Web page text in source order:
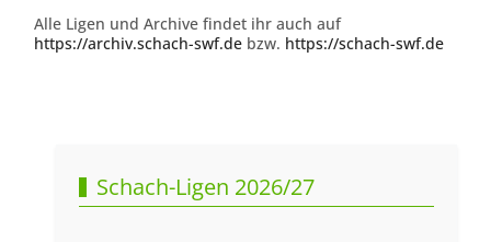
Alle Ligen und Archive findet ihr auch auf
https://archiv.schach-swf.de bzw. https://schach-swf.de
Schach-Ligen 2026/27